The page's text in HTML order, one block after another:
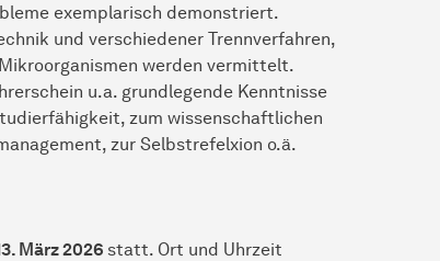
exemplarisch demonstriert.
und verschiedener Trennverfahren,
werden vermittelt.
u.a. grundlegende Kenntnisse
zum wissenschaftlichen
zur Selbstrefelxion o.ä.
März 2026 statt. Ort und Uhrzeit